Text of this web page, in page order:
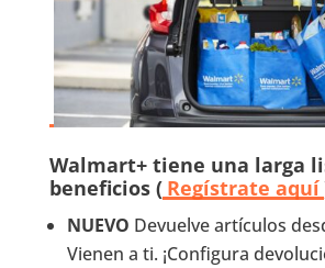
Walmart+ tiene una larga
beneficios ( Regístrate aquí
NUEVO Devuelve artículos
Vienen a ti. ¡Configura